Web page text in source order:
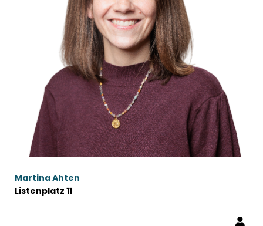
Martina Ahten
Listenplatz 11